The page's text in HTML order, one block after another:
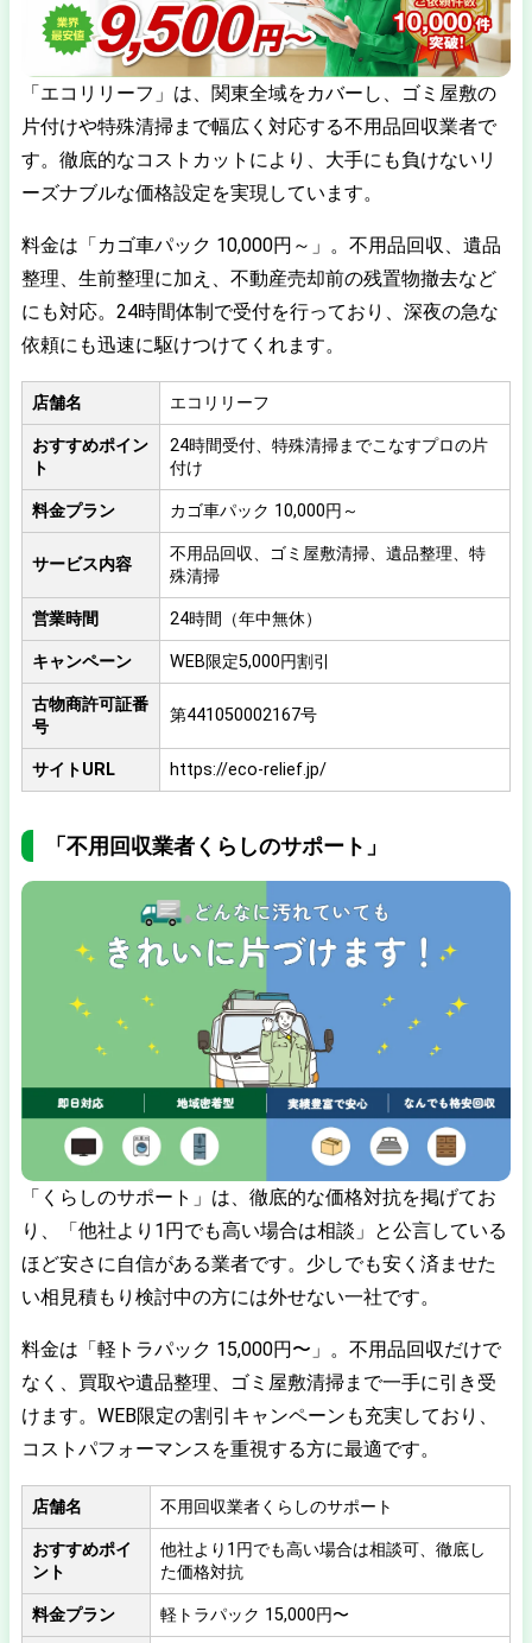
「エコリリーフ」は、関東全域をカバーし、ゴミ屋敷の
片付けや特殊清掃まで幅広く対応する不用品回収業者で
す。徹底的なコストカットにより、大手にも負けないリ
ーズナブルな価格設定を実現しています。
料金は「カゴ車パック 10,000円～」。不用品回収、遺品
整理、生前整理に加え、不動産売却前の残置物撤去など
にも対応。24時間体制で受付を行っており、深夜の急な
依頼にも迅速に駆けつけてくれます。
店舗名 エコリリーフ
おすすめポイン
ト
24時間受付、特殊清掃までこなすプロの片
付け
料金プラン カゴ車パック 10,000円～
サービス内容
不用品回収、ゴミ屋敷清掃、遺品整理、特
殊清掃
営業時間 24時間（年中無休）
キャンペーン WEB限定5,000円割引
古物商許可証番
号
第441050002167号
サイトURL https://eco-relief.jp/
「不用回収業者くらしのサポート」
「くらしのサポート」は、徹底的な価格対抗を掲げてお
り、「他社より1円でも高い場合は相談」と公言している
ほど安さに自信がある業者です。少しでも安く済ませた
い相見積もり検討中の方には外せない一社です。
料金は「軽トラパック 15,000円〜」。不用品回収だけで
なく、買取や遺品整理、ゴミ屋敷清掃まで一手に引き受
けます。WEB限定の割引キャンペーンも充実しており、
コストパフォーマンスを重視する方に最適です。
店舗名 不用回収業者くらしのサポート
おすすめポイ
ント
他社より1円でも高い場合は相談可、徹底し
た価格対抗
料金プラン 軽トラパック 15,000円〜